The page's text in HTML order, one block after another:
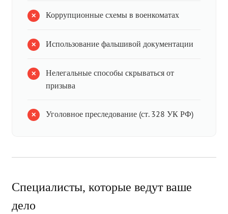
Коррупционные схемы в военкоматах
Использование фальшивой документации
Нелегальные способы скрываться от
призыва
Уголовное преследование (ст. 328 УК РФ)
Специалисты, которые ведут ваше
дело